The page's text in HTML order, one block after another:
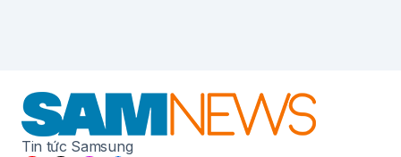
Tin tức Samsung